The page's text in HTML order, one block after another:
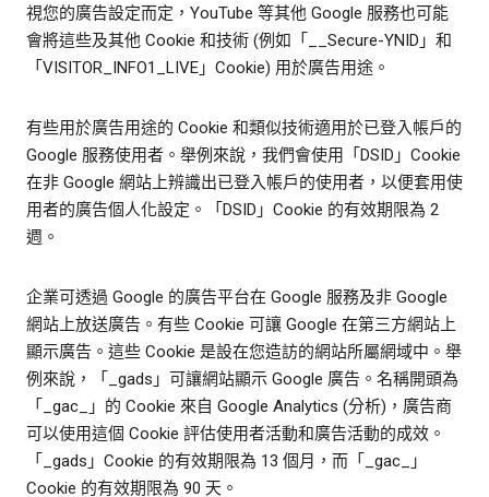
視您的廣告設定而定，YouTube 等其他 Google 服務也可能
會將這些及其他 Cookie 和技術 (例如「__Secure-YNID」和
「VISITOR_INFO1_LIVE」Cookie) 用於廣告用途。
有些用於廣告用途的 Cookie 和類似技術適用於已登入帳戶的
Google 服務使用者。舉例來說，我們會使用「DSID」Cookie
在非 Google 網站上辨識出已登入帳戶的使用者，以便套用使
用者的廣告個人化設定。「DSID」Cookie 的有效期限為 2
週。
企業可透過 Google 的廣告平台在 Google 服務及非 Google
網站上放送廣告。有些 Cookie 可讓 Google 在第三方網站上
顯示廣告。這些 Cookie 是設在您造訪的網站所屬網域中。舉
例來說，「_gads」可讓網站顯示 Google 廣告。名稱開頭為
「_gac_」的 Cookie 來自 Google Analytics (分析)，廣告商
可以使用這個 Cookie 評估使用者活動和廣告活動的成效。
「_gads」Cookie 的有效期限為 13 個月，而「_gac_」
Cookie 的有效期限為 90 天。